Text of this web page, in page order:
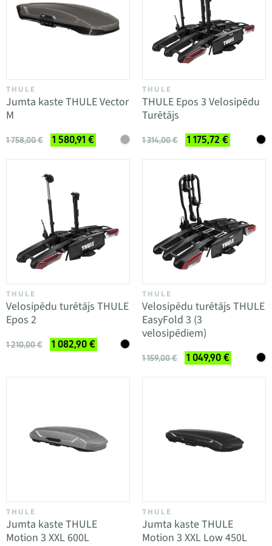
THULE
Jumta kaste THULE Vector
M
1 758,00 € 1 580,91 €
THULE
THULE Epos 3 Velosipēdu
Turētājs
1 314,00 € 1 175,72 €
THULE
Velosipēdu turētājs THULE
Epos 2
1 210,00 € 1 082,90 €
THULE
Velosipēdu turētājs THULE
EasyFold 3 (3
velosipēdiem)
1 159,00 € 1 049,90 €
THULE
Jumta kaste THULE
Motion 3 XXL 600L
THULE
Jumta kaste THULE
Motion 3 XXL Low 450L